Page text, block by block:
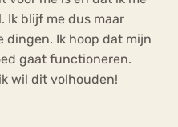
Ik blijf me dus maar
dingen. Ik hoop dat mijn
gaat functioneren.
wil dit volhouden!